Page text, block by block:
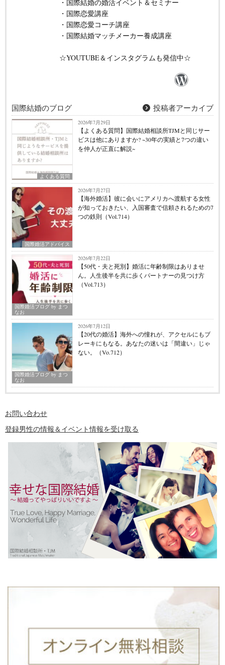
・国際結婚の婚活イベント＆セミナー
・国際恋愛講座
・国際恋愛コーチ講座
・国際結婚マッチメーカー養成講座
☆YOUTUBE＆インスタグラムも発信中☆
国際結婚のブログ 投稿者アーカイブ
よくある質問
2026年7月29日
【よくある質問】国際結婚相談所TJMと同じサー
ビスは他にありますか? ~30年の実績と7つの違い
を仲人が正直に解説~
国際婚活アドバイス
2026年7月27日
【海外婚活】彼に会いにアメリカへ渡航する女性
が知っておきたい、入国審査で信頼されるための7
つの鉄則（Vol.714）
国際婚活ブログ by まつ
なお
2026年7月22日
【50代・夫と死別】婚活に年齢制限はありませ
ん。人生後半を共に歩くパートナーの見つけ方
（Vol.713）
国際婚活ブログ by まつ
なお
2026年7月12日
【20代の婚活】海外への憧れが、アクセルにもブ
レーキにもなる。あなたの迷いは「間違い」じゃ
ない。（Vo.712）
お問い合わせ
登録男性の情報＆イベント情報を受け取る